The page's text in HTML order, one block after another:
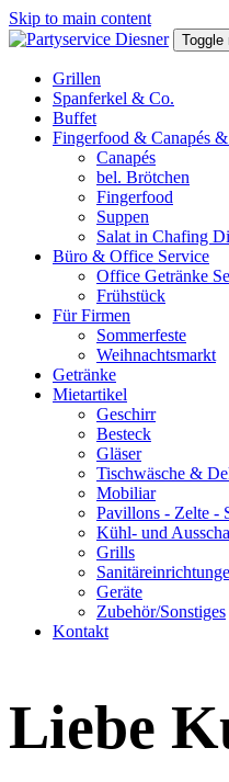
Skip to main content
Toggle
Grillen
Spanferkel & Co.
Buffet
Fingerfood & Canapés &
Canapés
bel. Brötchen
Fingerfood
Suppen
Salat in Chafing
Büro & Office Service
Office Getränke
Frühstück
Für Firmen
Sommerfeste
Weihnachtsmarkt
Getränke
Mietartikel
Geschirr
Besteck
Gläser
Tischwäsche &
Mobiliar
Pavillons - Zelte -
Kühl- und
Grills
Geräte
Zubehör/Sonstiges
Kontakt
Liebe